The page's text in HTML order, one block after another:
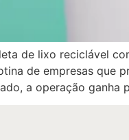
de lixo reciclável
de empresas que
a operação